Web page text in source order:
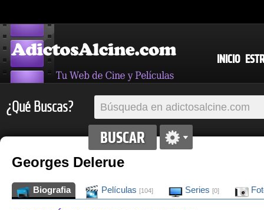
INICIO
¿Qué Buscas?
Georges Delerue
Biografia Películas [104] Series [0]